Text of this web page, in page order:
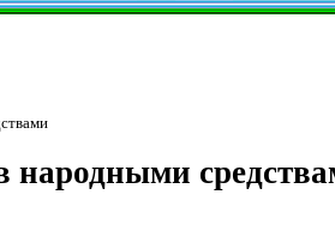
народными